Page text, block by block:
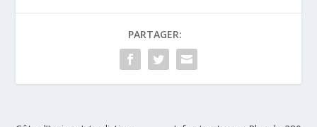
PARTAGER: